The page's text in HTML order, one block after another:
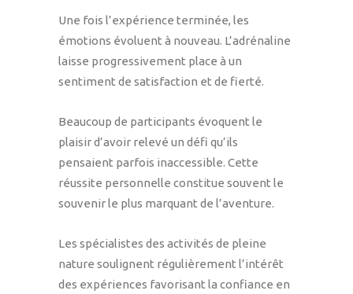
Une fois l’expérience terminée, les
émotions évoluent à nouveau. L’adrénaline
laisse progressivement place à un
sentiment de satisfaction et de fierté.
Beaucoup de participants évoquent le
plaisir d’avoir relevé un défi qu’ils
pensaient parfois inaccessible. Cette
réussite personnelle constitue souvent le
souvenir le plus marquant de l’aventure.
Les spécialistes des activités de pleine
nature soulignent régulièrement l’intérêt
des expériences favorisant la confiance en